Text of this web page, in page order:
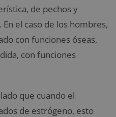
de pechos y
el caso de los hombres,
con funciones óseas,
con funciones
que cuando el
de estrógeno, esto